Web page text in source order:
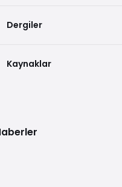
Dergiler
Kaynaklar